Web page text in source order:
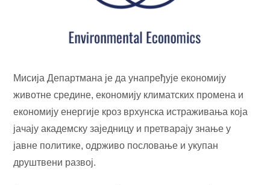
Мисија Департмана је да унапређује економију
животне средине, економију климатских промена и
економију енергије кроз врхунска истраживања која
јачају академску заједницу и претварају знање у
јавне политике, одрживо пословање и укупан
друштвени развој.